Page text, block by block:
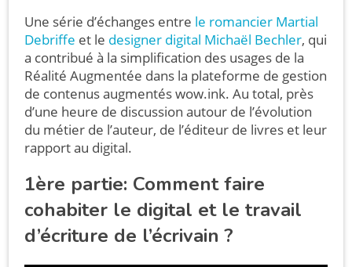
Une série d’échanges entre le romancier Martial
Debriffe et le designer digital Michaël Bechler, qui
a contribué à la simplification des usages de la
Réalité Augmentée dans la plateforme de gestion
de contenus augmentés wow.ink. Au total, près
d’une heure de discussion autour de l’évolution
du métier de l’auteur, de l’éditeur de livres et leur
rapport au digital.
1ère partie: Comment faire
cohabiter le digital et le travail
d’écriture de l’écrivain ?